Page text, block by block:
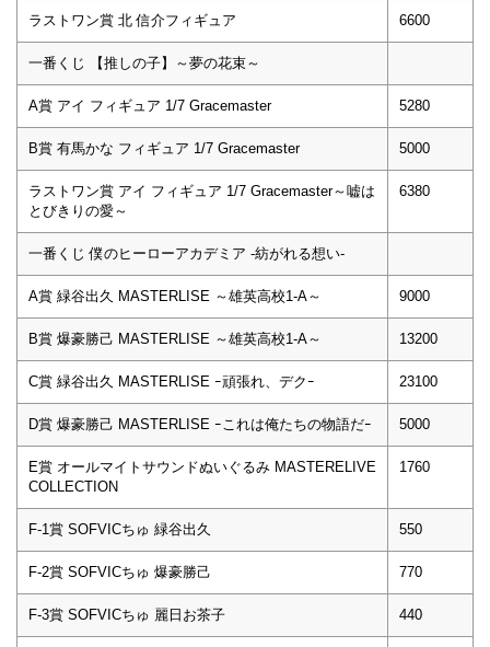
ラストワン賞 北 信介フィギュア 6600
一番くじ 【推しの子】～夢の花束～
A賞 アイ フィギュア 1/7 Gracemaster 5280
B賞 有馬かな フィギュア 1/7 Gracemaster 5000
ラストワン賞 アイ フィギュア 1/7 Gracemaster～嘘は
とびきりの愛～
6380
一番くじ 僕のヒーローアカデミア -紡がれる想い-
A賞 緑谷出久 MASTERLISE ～雄英高校1-A～ 9000
B賞 爆豪勝己 MASTERLISE ～雄英高校1-A～ 13200
C賞 緑谷出久 MASTERLISE ｰ頑張れ、デクｰ 23100
D賞 爆豪勝己 MASTERLISE ｰこれは俺たちの物語だｰ 5000
E賞 オールマイトサウンドぬいぐるみ MASTERELIVE
COLLECTION
1760
F-1賞 SOFVICちゅ 緑谷出久 550
F-2賞 SOFVICちゅ 爆豪勝己 770
F-3賞 SOFVICちゅ 麗日お茶子 440